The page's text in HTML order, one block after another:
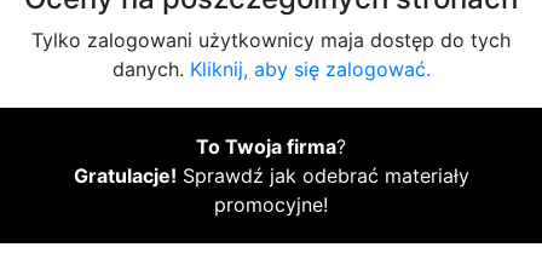
Tylko zalogowani użytkownicy maja dostęp do tych
danych. Kliknij, aby się zalogować.
To Twoja firma?
Gratulacje! Sprawdź jak odebrać materiały
promocyjne!